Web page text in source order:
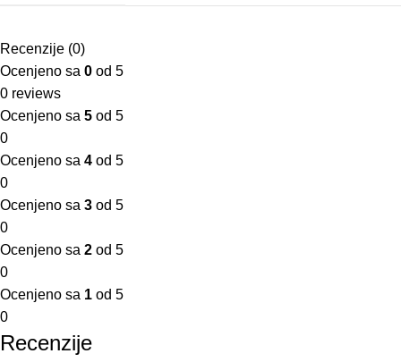
Recenzije (0)
Ocenjeno sa 0 od 5
0 reviews
Ocenjeno sa 5 od 5
0
Ocenjeno sa 4 od 5
0
Ocenjeno sa 3 od 5
0
Ocenjeno sa 2 od 5
0
Ocenjeno sa 1 od 5
0
Recenzije